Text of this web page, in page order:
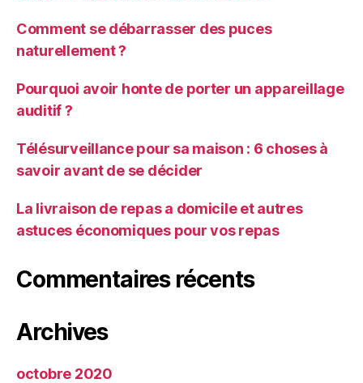
Comment se débarrasser des puces
naturellement ?
Pourquoi avoir honte de porter un appareillage
auditif ?
Télésurveillance pour sa maison : 6 choses à
savoir avant de se décider
La livraison de repas a domicile et autres
astuces économiques pour vos repas
Commentaires récents
Archives
octobre 2020